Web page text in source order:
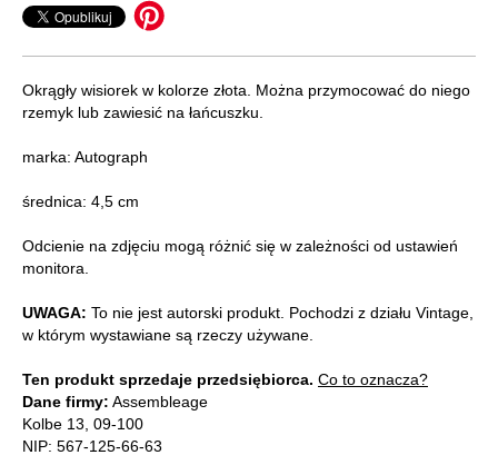
Okrągły wisiorek w kolorze złota. Można przymocować do niego
rzemyk lub zawiesić na łańcuszku.
marka: Autograph
średnica: 4,5 cm
Odcienie na zdjęciu mogą różnić się w zależności od ustawień
monitora.
UWAGA: To nie jest autorski produkt. Pochodzi z działu Vintage,
w którym wystawiane są rzeczy używane.
Ten produkt sprzedaje przedsiębiorca. Co to oznacza?
Dane firmy: Assembleage
Kolbe 13, 09-100
NIP: 567-125-66-63